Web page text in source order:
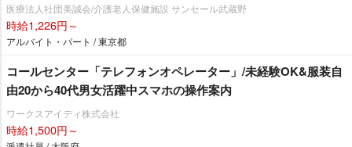
医療法人社団美誠会/介護老人保健施設 サンセール武蔵野
時給1,226円～
アルバイト・パート / 東京都
コールセンター「テレフォンオペレーター」/未経験OK&服装自
由20から40代男女活躍中スマホの操作案内
ワークスアイディ株式会社
時給1,500円～